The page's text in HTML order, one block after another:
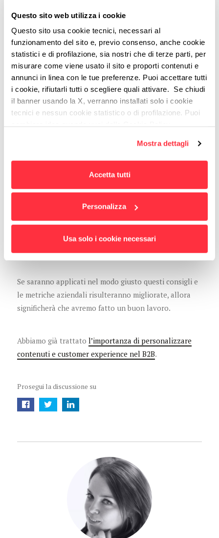
Questo sito web utilizza i cookie
Questo sito usa cookie tecnici, necessari al
funzionamento del sito e, previo consenso, anche cookie
statistici e di profilazione, sia nostri che di terze parti, per
misurare come viene usato il sito e proporti contenuti e
annunci in linea con le tue preferenze. Puoi accettare tutti
i cookie, rifiutarli tutti o scegliere quali attivare. Se chiudi
il banner usando la X, verranno installati solo i cookie
tecnici e nessun cookie statistico o di profilazione. Puoi
Mostra dettagli
Accetta tutti
Personalizza
Usa solo i cookie necessari
bisogna fare attenzione, perché il costo per
non deve accadere è attrarli ma perderli
immediatamente perché le loro aspettative non
sono state soddisfatte. Inoltre, l’esperienza utente
deve essere il più possibile allineata con il tono
usato, il traffico, il messaggio trasmesso, ecc.;
Evitare pagine di testo lunghe ed
eccessivamente tecniche. Potremmo sintetizzarlo
significa non cadere nell’errore di credere che
Consideriamo sempre i famosi 5 secondi di tempo!
Usare applicativi che permettono di
riconoscere i visitatori già fidelizzati. Un utente
affezionato deve sentirsi come in famiglia, deve
Se saranno applicati nel modo giusto questi consigli e
le metriche aziendali risulteranno migliorate, allora
significherà che avremo fatto un buon lavoro.
Abbiamo già trattato l’importanza di personalizzare
contenuti e customer experience nel B2B.
Prosegui la discussione su